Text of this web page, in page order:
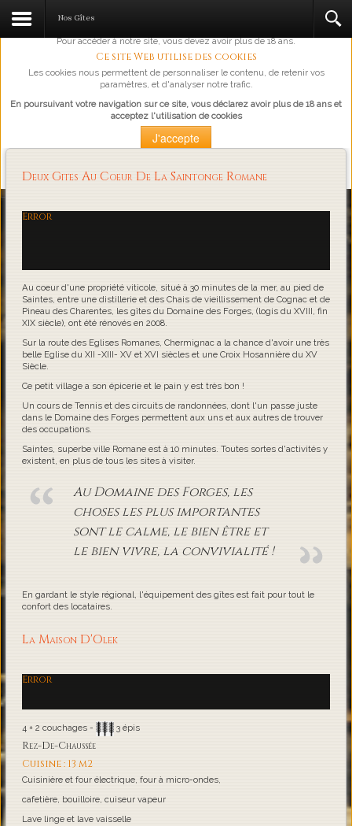
L'abus d'alcool est dangereux pour la santé, à consommer avec
Pour accéder à notre site, vous devez avoir plus de 18 ans.
Ce site Web utilise des cookies
Les cookies nous permettent de personnaliser le contenu, de retenir vos
paramètres, et d'analyser notre trafic.
En poursuivant votre navigation sur ce site, vous déclarez avoir plus de 18 ans et
acceptez l'utilisation de cookies
J'accepte
Loading...
Nos Gîtes
Deux Gites Au Coeur De La Saintonge Romane
Error
Au coeur d'une propriété viticole, situé à 30 minutes de la mer, au pied de
Saintes, entre une distillerie et des Chais de vieillissement de Cognac et de
Pineau des Charentes, les gîtes du Domaine des Forges, (logis du XVIII, fin
XIX siècle), ont été rénovés en 2008.
Sur la route des Eglises Romanes, Chermignac a la chance d'avoir une très
belle Eglise du XII -XIII- XV et XVI siècles et une Croix Hosannière du XV
Siècle.
Ce petit village a son épicerie et le pain y est très bon !
Un cours de Tennis et des circuits de randonnées, dont l'un passe juste
dans le Domaine des Forges permettent aux uns et aux autres de trouver
des occupations.
Saintes, superbe ville Romane est à 10 minutes. Toutes sortes d'activités y
existent, en plus de tous les sites à visiter.
Au Domaine des Forges, les
choses les plus importantes
sont le calme, le bien être et
le bien vivre, la convivialité !
En gardant le style régional, l'équipement des gîtes est fait pour tout le
confort des locataires.
La Maison D'Olek
Error
4 + 2 couchages - 3 épis
Rez-De-Chaussée
Cuisine : 13 m2
Cuisinière et four électrique, four à micro-ondes,
cafetière, bouilloire, cuiseur vapeur
Lave linge et lave vaisselle